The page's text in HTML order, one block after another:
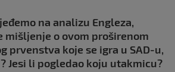
na analizu Engleza,
mišljenje o ovom proširenom
prvenstva koje se igra u SAD-u,
Jesi li pogledao koju utakmicu?